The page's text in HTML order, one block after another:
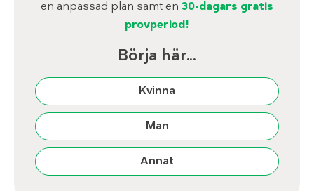
en anpassad plan samt en 30-dagars gratis
provperiod!
Börja här...
Kvinna
Man
Annat